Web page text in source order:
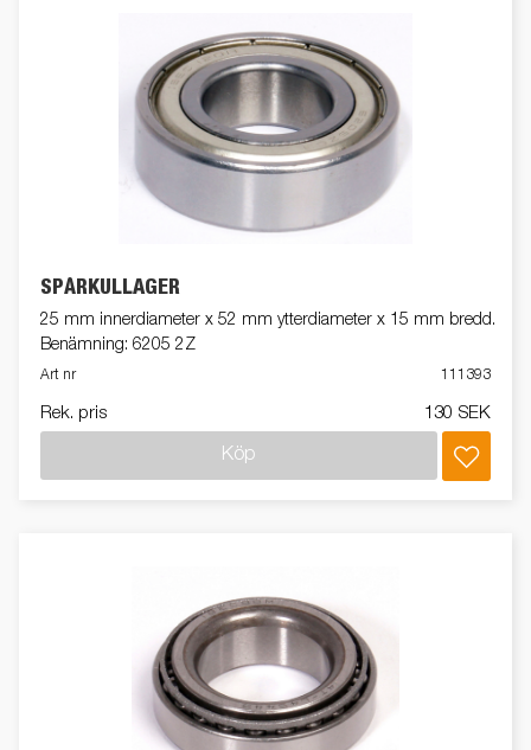
SPÅRKULLAGER
25 mm innerdiameter x 52 mm ytterdiameter x 15 mm bredd.
Benämning: 6205 2Z
Art nr 111393
Rek. pris 130 SEK
Köp